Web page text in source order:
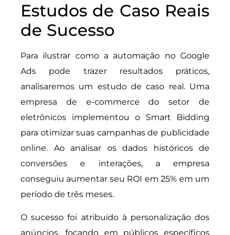
Estudos de Caso Reais
de Sucesso
Para ilustrar como a automação no Google
Ads pode trazer resultados práticos,
analisaremos um estudo de caso real. Uma
empresa de e-commerce do setor de
eletrônicos implementou o Smart Bidding
para otimizar suas campanhas de publicidade
online. Ao analisar os dados históricos de
conversões e interações, a empresa
conseguiu aumentar seu ROI em 25% em um
período de três meses.
O sucesso foi atribuído à personalização dos
anúncios, focando em públicos específicos